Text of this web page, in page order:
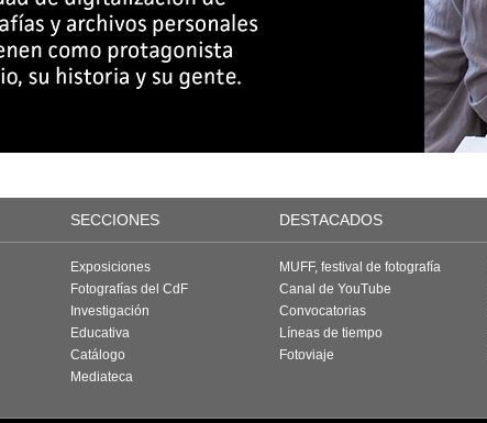
SECCIONES DESTACADOS
Exposiciones
Fotografías del CdF
Investigación
Educativa
Catálogo
Mediateca
MUFF, festival de fotografía
Canal de YouTube
Convocatorias
Líneas de tiempo
Fotoviaje